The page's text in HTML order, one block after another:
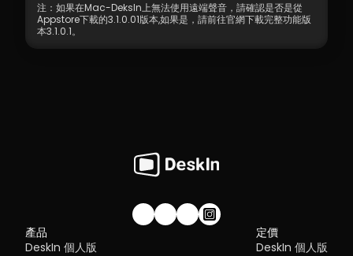
注：如果在Mac-DeksIn上無法使用遠端聲音，請確認是否是從
Appstore下載的3.1.0.01版本,如果是，請前往官網下載完整功能版
本3.1.0.1。
加入我們的社群！
產品
DeskIn 個人版
定價
DeskIn 個人版